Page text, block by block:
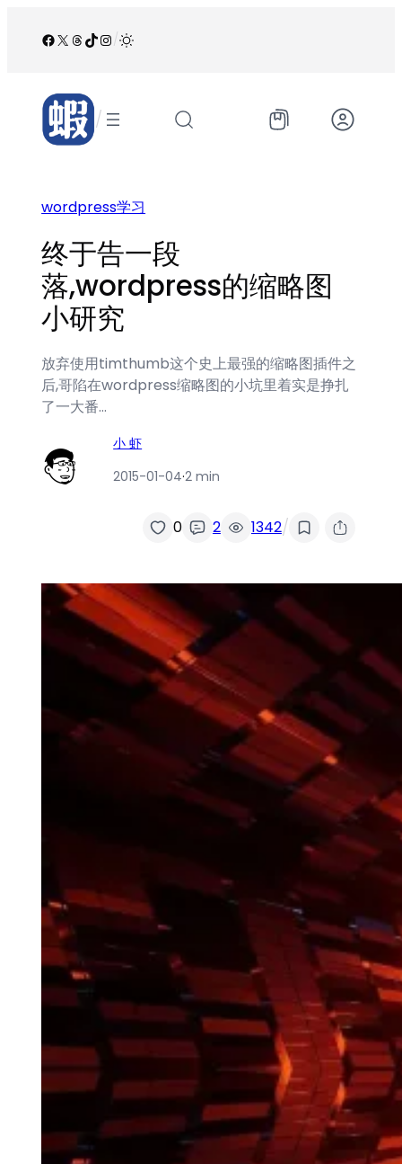
Facebook
X Threads
TikTok
Instagram
/
/
wordpress学习
终于告一段
落,wordpress的缩略图
小研究
放弃使用timthumb这个史上最强的缩略图插件之
后,哥陷在wordpress缩略图的小坑里着实是挣扎
了一大番…
小 虾
2015-01-04·2 min
0 2 1342/